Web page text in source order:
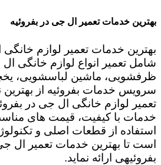
بهترین خدمات تعمیر ال جی در بفروئیه
بهترین خدمات تعمیر لوازم خانگی
شامل تعمیر انواع لوازم خانگی
ظرفشویی، ماشین لباسشویی،
سرویس خدمات بفروئیه از بهترین
تعمیر لوازم خانگی ال جی در
خدمات با کیفیت، قیمت های
استفاده از قطعات اصلی و
است تا بهترین خدمات تعمیر ال
بفروئیهی ارائه نماید.